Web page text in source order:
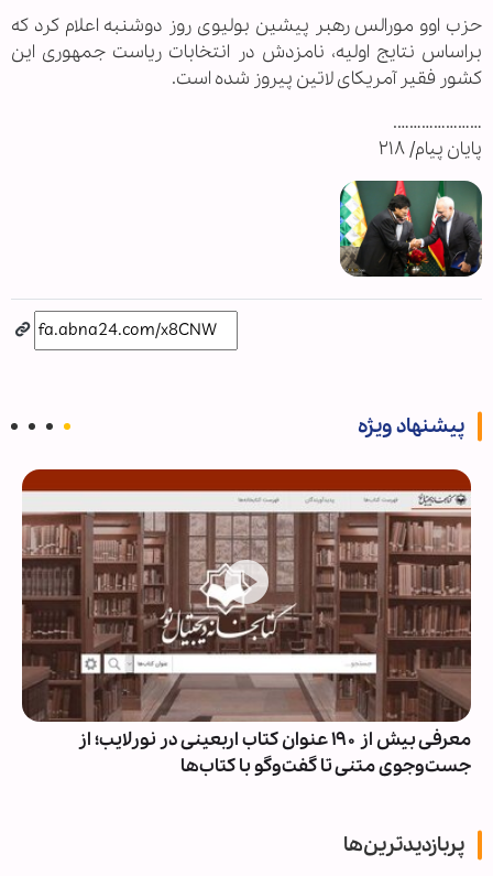
حزب اوو مورالس رهبر پیشین بولیوی روز دوشنبه اعلام کرد که
براساس نتایج اولیه، نامزدش در انتخابات ریاست جمهوری این
کشور فقیر آمریکای لاتین پیروز شده است.
………………….
پایان پیام/ ۲۱۸
پیشنهاد ویژه
معرفی بیش از ۱۹۰ عنوان کتاب اربعینی در نورلایب؛ از
جست‌وجوی متنی تا گفت‌وگو با کتاب‌ها
پربازدیدترین‌ها